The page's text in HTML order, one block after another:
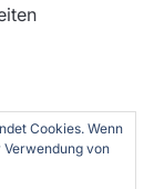
Cookies. Wenn
von